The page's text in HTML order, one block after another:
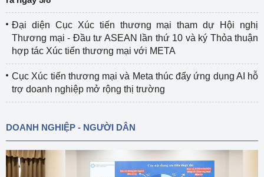
Đại diện Cục Xúc tiến thương mại tham dự Hội nghị
Thương mại - Đầu tư ASEAN lần thứ 10 và ký Thỏa thuận
hợp tác Xúc tiến thương mại với META
Cục Xúc tiến thương mại và Meta thúc đẩy ứng dụng AI hỗ
trợ doanh nghiệp mở rộng thị trường
DOANH NGHIỆP - NGƯỜI DÂN